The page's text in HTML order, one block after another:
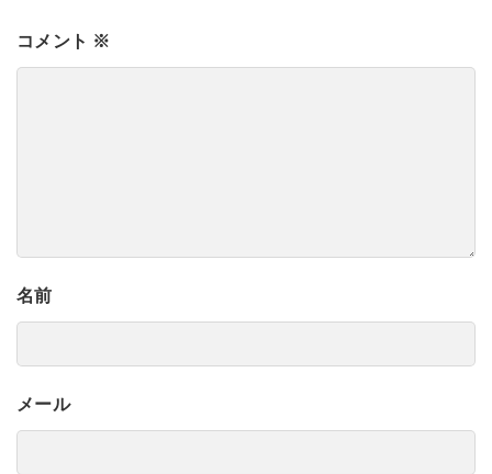
コメント ※
名前
メール